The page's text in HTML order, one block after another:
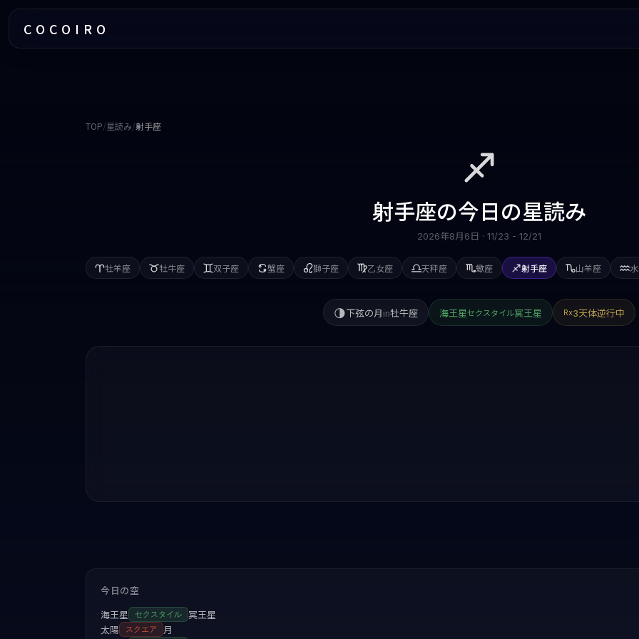
COCOIRO
TOP/星読み/射手座
射手座の今日の星読み
2026年8月6日 · 11/23 - 12/21
牡羊座 牡牛座 双子座 蟹座 獅子座 乙女座 天秤座 蠍座 射手座 山羊座
🌗下弦の月in牡牛座 海王星セクスタイル冥王星 Rx3天体逆行中
今日の空
海王星
セクスタイル
冥王星
太陽
スクエア
月